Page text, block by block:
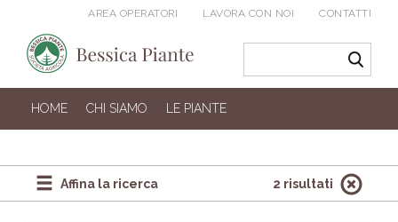
AREA OPERATORI LAVORA CON NOI CONTATTI
HOME CHI SIAMO LE PIANTE
Affina la ricerca 2 risultati